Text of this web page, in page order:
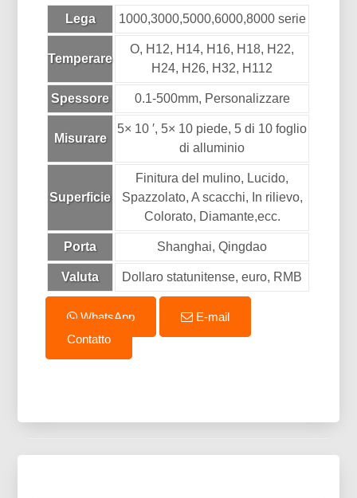
Lega 1000,3000,5000,6000,8000 serie
Temperare
O, H12, H14, H16, H18, H22,
H24, H26, H32, H112
Spessore 0.1-500mm, Personalizzare
Misurare
5× 10 ′, 5× 10 piede, 5 di 10 foglio
di alluminio
Superficie
Finitura del mulino, Lucido,
Spazzolato, A scacchi, In rilievo,
Colorato, Diamante,ecc.
Porta Shanghai, Qingdao
Valuta Dollaro statunitense, euro, RMB
WhatsApp
E-mail
Contatto